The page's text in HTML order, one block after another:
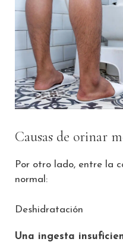
Causas de orinar
Por otro lado, entre la
normal:
Deshidratación
Una ingesta